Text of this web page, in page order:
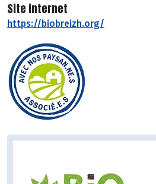
Site internet
https://biobreizh.org/